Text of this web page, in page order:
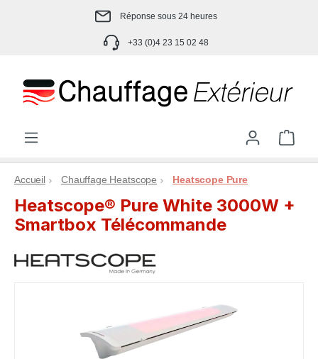
Passer au contenu principalRéponse sous 24 heures
+33 (0)4 23 15 02 48
Le
Accueil Chauffage Heatscope Heatscope Pure
Heatscope® Pure White 3000W +
Smartbox Télécommande